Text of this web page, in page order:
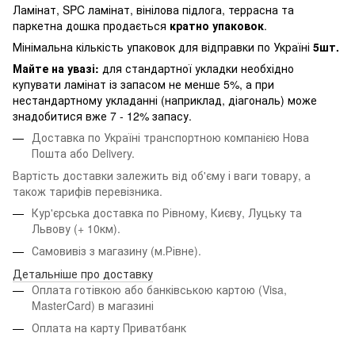
Ламінат, SPC ламінат, вінілова підлога, террасна та
паркетна дошка продається кратно упаковок.
Мінімальна кількість упаковок для відправки по Україні 5шт.
Майте на увазі: для стандартної укладки необхідно
купувати ламінат із запасом не менше 5%, а при
нестандартному укладанні (наприклад, діагональ) може
знадобитися вже 7 - 12% запасу.
Доставка по Україні транспортною компанією Нова
Пошта або Delivery.
Вартість доставки залежить від об'єму і ваги товару, а
також тарифів перевізника.
Кур'єрська доставка по Рівному, Києву, Луцьку та
Львову (+ 10км).
Самовивіз з магазину (м.Рівне).
Детальніше про доставку
Оплата готівкою або банківською картою (Visa,
MasterCard) в магазині
Оплата на карту Приватбанк